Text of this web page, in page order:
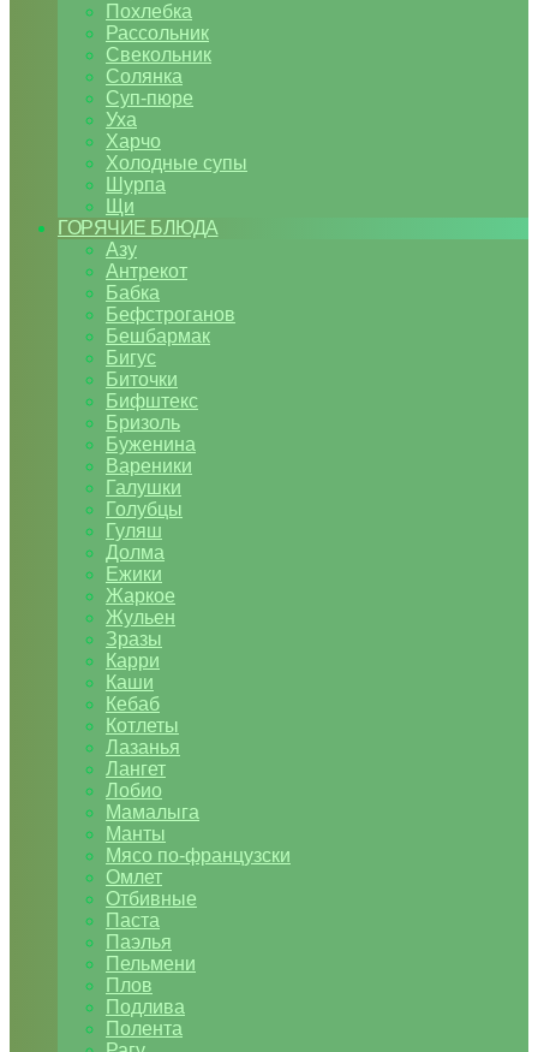
Похлебка
Рассольник
Свекольник
Солянка
Суп-пюре
Уха
Харчо
Холодные супы
Шурпа
Щи
ГОРЯЧИЕ БЛЮДА
Азу
Антрекот
Бабка
Бефстроганов
Бешбармак
Бигус
Биточки
Бифштекс
Бризоль
Буженина
Вареники
Галушки
Голубцы
Гуляш
Долма
Ежики
Жаркое
Жульен
Зразы
Карри
Каши
Кебаб
Котлеты
Лазанья
Лангет
Лобио
Мамалыга
Манты
Мясо по-французски
Омлет
Отбивные
Паста
Паэлья
Пельмени
Плов
Подлива
Полента